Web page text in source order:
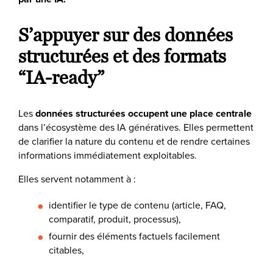
S’appuyer sur des données
structurées et des formats
“IA-ready”
Lesdonnées structurées occupent une place centrale
dans l’écosystème des IA génératives. Elles permettent
de clarifier la nature du contenu et de rendre certaines
informations immédiatement exploitables.
Elles servent notamment à :
identifier le type de contenu (article, FAQ,
comparatif, produit, processus),
fournir des éléments factuels facilement
citables,